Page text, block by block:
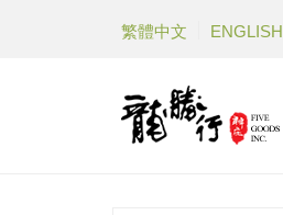
繁體中文 ENGLISH